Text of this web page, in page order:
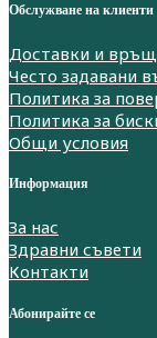
Обслужване на клиенти
Доставки и
Често задавани
Политика за
Политика за
Общи условия
Информация
За нас
Здравни съвети
Контакти
Абонирайте се